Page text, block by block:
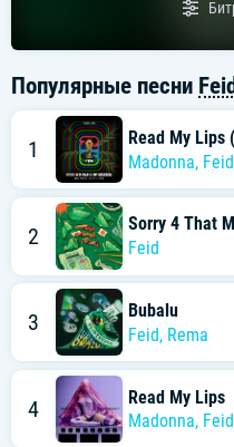
Популярные песни
1
Read My Lips
Madonna, Feid
2
Sorry 4 That
Feid
3
Bubalu
Feid, Rema
4
Read My Lips
Madonna, Feid